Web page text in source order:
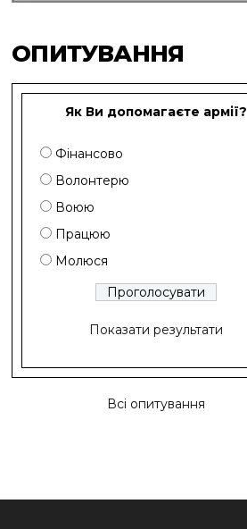
ОПИТУВАННЯ
Як Ви допомагаєте армії?
Фінансово
Волонтерю
Воюю
Працюю
Молюся
Показати результати
Всі опитування